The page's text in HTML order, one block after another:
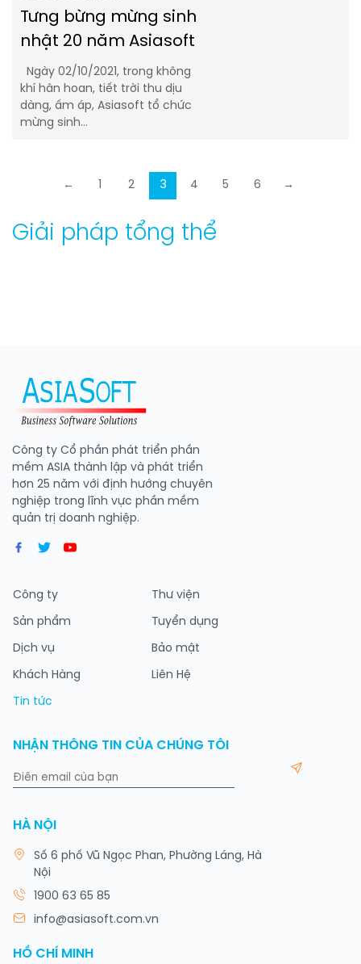
Tưng bừng mừng sinh
nhật 20 năm Asiasoft
Ngày 02/10/2021, trong không
khí hân hoan, tiết trời thu dịu
dàng, ấm áp, Asiasoft tổ chức
mừng sinh…
← 2 3 4 5 6 →
Giải pháp tổng thể
Công ty Cổ phần phát triển phần
mềm ASIA thành lập và phát triển
hơn 25 năm với định hướng chuyên
nghiệp trong lĩnh vực phần mềm
quản trị doanh nghiệp.
Công ty
Sản phẩm
Dịch vụ
Khách Hàng
Tin tức
Thư viện
Tuyển dụng
Bảo mật
Liên Hệ
NHẬN THÔNG TIN CỦA CHÚNG TÔI
HÀ NỘI
Số 6 phố Vũ Ngọc Phan, Phường Láng, Hà
Nội
1900 63 65 85
info@asiasoft.com.vn
HỒ CHÍ MINH